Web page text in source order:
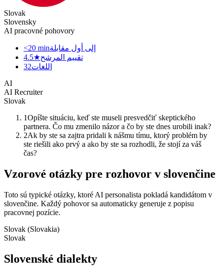
Slovak
Slovensky
AI pracovné pohovory
<20 minإلى أول مقابلة
4.5★تقييم المرشح
32اللغات
AI
AI Recruiter
Slovak
1Opíšte situáciu, keď ste museli presvedčiť skeptického
partnera. Čo mu zmenilo názor a čo by ste dnes urobili inak?
2Ak by ste sa zajtra pridali k nášmu tímu, ktorý problém by
ste riešili ako prvý a ako by ste sa rozhodli, že stojí za váš
čas?
Vzorové otázky pre rozhovor v slovenčine
Toto sú typické otázky, ktoré AI personalista pokladá kandidátom v
slovenčine. Každý pohovor sa automaticky generuje z popisu
pracovnej pozície.
Slovak (Slovakia)
Slovak
Slovenské dialekty